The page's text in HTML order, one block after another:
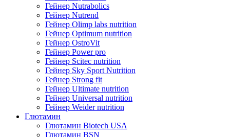
Гейнер Nutrabolics
Гейнер Nutrend
Гейнер Olimp labs nutrition
Гейнер Optimum nutrition
Гейнер OstroVit
Гейнер Power pro
Гейнер Scitec nutrition
Гейнер Sky Sport Nutrition
Гейнер Strong fit
Гейнер Ultimate nutrition
Гейнер Universal nutrition
Гейнер Weider nutrition
Глютамин
Глютамин Biotech USA
Глютамин BSN